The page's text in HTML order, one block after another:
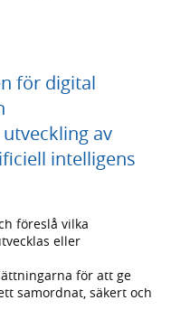
för digital
av
intelligens
föreslå vilka
eller
för att ge
samordnat, säkert och